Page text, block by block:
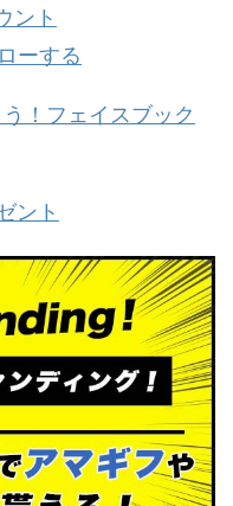
ント
ーする
！フェイスブック
ント